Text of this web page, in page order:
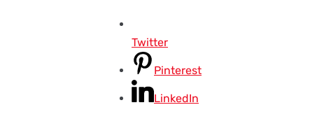
Twitter
Pinterest
LinkedIn